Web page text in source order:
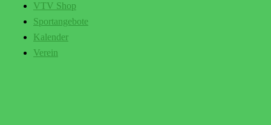
VTV Shop
Sportangebote
Kalender
Verein